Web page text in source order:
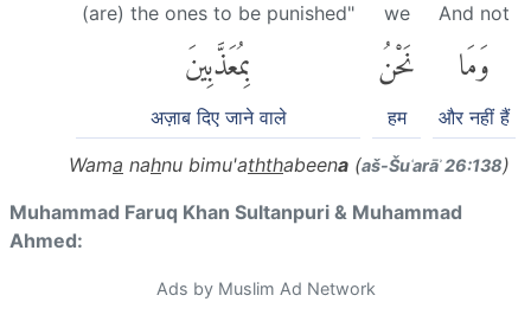
And not
وَمَا
और नहीं हैं
we
نَحْنُ
हम
(are) the ones to be punished"
بِمُعَذَّبِينَ
अज़ाब दिए जाने वाले
Wama nahnu bimu'aththabeena (aš-Šuʿarāʾ 26:138)
Muhammad Faruq Khan Sultanpuri & Muhammad
Ahmed:
Ads by Muslim Ad Network